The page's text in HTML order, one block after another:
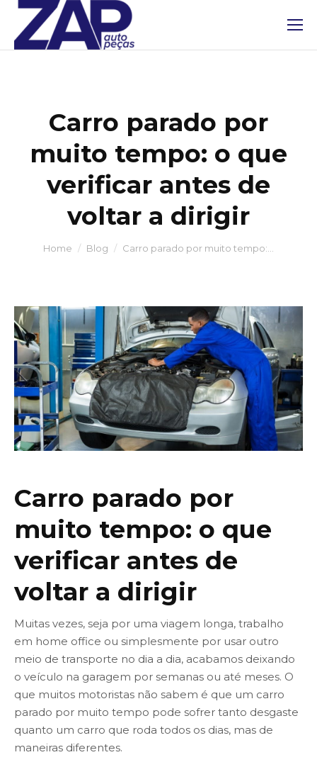
Carro parado por
muito tempo: o que
verificar antes de
voltar a dirigir
You are here:
Home Blog Carro parado por muito tempo:…
Carro parado por
muito tempo: o que
verificar antes de
voltar a dirigir
Muitas vezes, seja por uma viagem longa, trabalho
em home office ou simplesmente por usar outro
meio de transporte no dia a dia, acabamos deixando
o veículo na garagem por semanas ou até meses. O
que muitos motoristas não sabem é que um carro
parado por muito tempo pode sofrer tanto desgaste
quanto um carro que roda todos os dias, mas de
maneiras diferentes.